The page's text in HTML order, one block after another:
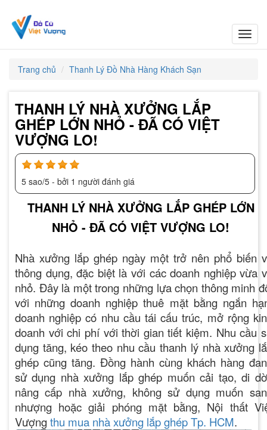
Trang chủ
Thanh Lý Đồ Nhà Hàng Khách Sạn
THANH LÝ NHÀ XƯỞNG LẮP
GHÉP LỚN NHỎ - ĐÃ CÓ VIỆT
VƯỢNG LO!
5 sao/5 - bởi 1 người đánh giá
THANH LÝ NHÀ XƯỞNG LẮP GHÉP LỚN
NHỎ - ĐÃ CÓ VIỆT VƯỢNG LO!
Nhà xưởng lắp ghép ngày một trở nên phổ biến
thông dụng, đặc biệt là với các doanh nghiệp vừa
nhỏ. Đây là một trong những lựa chọn thông minh
với những doanh nghiệp thuê mặt bằng ngắn
doanh nghiệp có nhu cầu tái cấu trúc, mở rộng
doanh với chi phí với thời gian tiết kiệm. Nhu cầu
dụng tăng, kéo theo nhu cầu thanh lý nhà xưởng
ghép cũng tăng. Đồng hành cùng khách hàng
sử dụng nhà xưởng lắp ghép muốn cải tạo, di
nâng cấp nhà xưởng, không sử dụng muốn
nhượng hoặc giải phóng mặt bằng, Nội thất
Vượngthu mua nhà xưởng lắp ghépTp. HCM.